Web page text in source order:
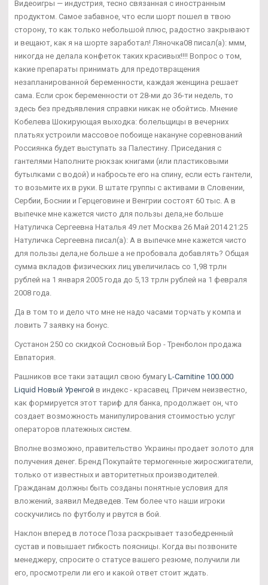
Видеоигры — индустрия, тесно связанная с иностранным
продуктом. Самое забавное, что если шорт пошел в твою
сторону, то как только небольшой плюс, радостно закрывают
и вещают, как я на шорте заработал! Ляночка08 писал(а): ммм,
никогда не делала конфеток таких красивых!!!! Вопрос о том,
какие препараты принимать для предотвращения
незапланированной беременности, каждая женщина решает
сама. Если срок беременности от 28-ми до 36-ти недель, то
здесь без предъявления справки никак не обойтись. Мнение
Кобелева Шокирующая выходка: болельщицы в вечерних
платьях устроили массовое побоище накануне соревнований
Россиянка будет выступать за Палестину. Приседания с
гантелями Наполните рюкзак книгами (или пластиковыми
бутылками с водой) и набросьте его на спину, если есть гантели,
то возьмите их в руки. В штате группы с активами в Словении,
Сербии, Боснии и Герцеговине и Венгрии состоят 60 тыс. А в
выпечке мне кажется чисто для пользы дела,не больше
Натуличка Сергеевна Наталья 49 лет Москва 26 Май 2014 21:25
Натуличка Сергеевна писал(а): А в выпечке мне кажется чисто
для пользы дела,не больше а не пробовала добавлять? Общая
сумма вкладов физических лиц увеличилась со 1,98 трлн
рублей на 1 января 2005 года до 5,13 трлн рублей на 1 февраля
2008 года.
Да в том то и дело что мне не надо часами торчать у компа и
ловить 7 заявку на бонус.
Сустанон 250 со скидкой Сосновый Бор - Тренболон продажа
Евпатория.
Рашников все таки затащил свою бумагу L-Carnitine 100.000
Liquid Новый Уренгой в индекс - красавец. Причем неизвестно,
как формируется этот тариф для банка, продолжает он, что
создает возможность манипулирования стоимостью услуг
операторов платежных систем.
Вполне возможно, правительство Украины продает золото для
получения денег. Бренд Покупайте термогенные жиросжигатели,
только от известных и авторитетных производителей.
Гражданам должны быть созданы понятные условия для
вложений, заявил Медведев. Тем более что наши игроки
соскучились по футболу и рвутся в бой.
Наклон вперед в лотосе Поза раскрывает тазобедренный
сустав и повышает гибкость поясницы. Когда вы позвоните
менеджеру, спросите о статусе вашего резюме, получили ли
его, просмотрели ли его и какой ответ стоит ждать.